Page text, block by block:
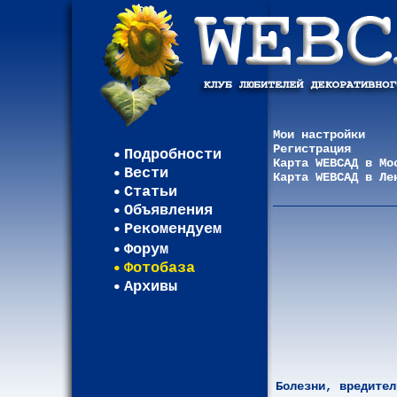
Подробности
Вести
Статьи
Объявления
Рекомендуем
Форум
Фотобаза
Архивы
Мои настройки
Регистрация
Карта WEBСАД в
Карта WEBСАД в
Болезни,